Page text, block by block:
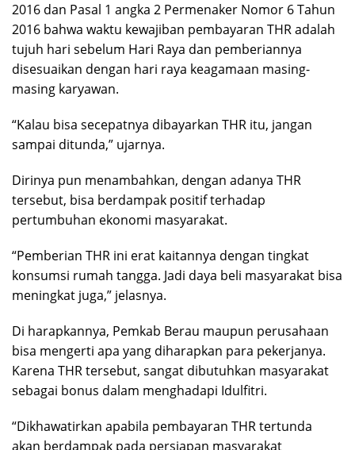
2016 dan Pasal 1 angka 2 Permenaker Nomor 6 Tahun
2016 bahwa waktu kewajiban pembayaran THR adalah
tujuh hari sebelum Hari Raya dan pemberiannya
disesuaikan dengan hari raya keagamaan masing-
masing karyawan.
“Kalau bisa secepatnya dibayarkan THR itu, jangan
sampai ditunda,” ujarnya.
Dirinya pun menambahkan, dengan adanya THR
tersebut, bisa berdampak positif terhadap
pertumbuhan ekonomi masyarakat.
“Pemberian THR ini erat kaitannya dengan tingkat
konsumsi rumah tangga. Jadi daya beli masyarakat bisa
meningkat juga,” jelasnya.
Di harapkannya, Pemkab Berau maupun perusahaan
bisa mengerti apa yang diharapkan para pekerjanya.
Karena THR tersebut, sangat dibutuhkan masyarakat
sebagai bonus dalam menghadapi Idulfitri.
“Dikhawatirkan apabila pembayaran THR tertunda
akan berdampak pada persiapan masyarakat